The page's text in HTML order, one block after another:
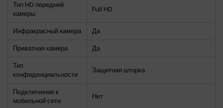
Тип HD передней
камеры
Full HD
Инфракрасный камера
Да
Приватная камера
Да
Тип
конфиденциальности
Защитная шторка
Подключение к
мобильной сети
Нет